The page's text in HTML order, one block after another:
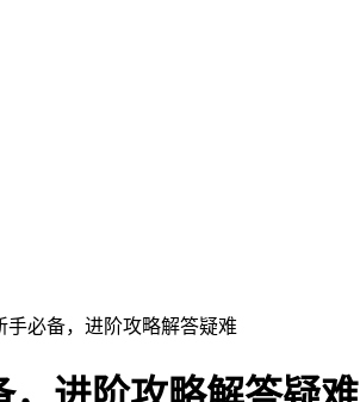
手必备，进阶攻略解答疑难